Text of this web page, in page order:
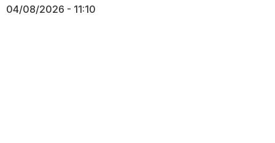
04/08/2026 11:10